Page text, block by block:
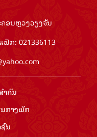
ອນຫຼວງວຽງຈັນ
ຟັກ: 021336113
ຳ​ຄັນ​
ນ​ກາງ​ພັກ
ນ